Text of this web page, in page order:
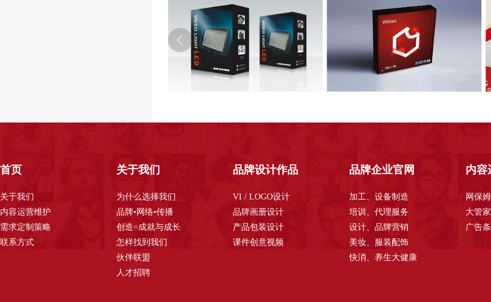
首页
关于我们
内容运营维护
需求定制策略
联系方式
关于我们
为什么选择我们
品牌•网络•传播
创造=成就与成长
怎样找到我们
伙伴联盟
人才招聘
品牌设计作品
VI / LOGO设计
品牌画册设计
产品包装设计
课件创意视频
品牌企业官网
加工、设备制造
培训、代理服务
设计、品牌营销
美妆、服装配饰
快消、养生大健康
内容
网保
大管
广告